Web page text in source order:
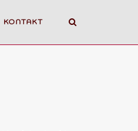
KONTAKT